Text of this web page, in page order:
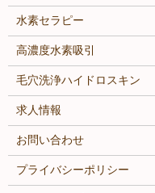
水素セラピー
高濃度水素吸引
毛穴洗浄ハイドロスキン
求人情報
お問い合わせ
プライバシーポリシー